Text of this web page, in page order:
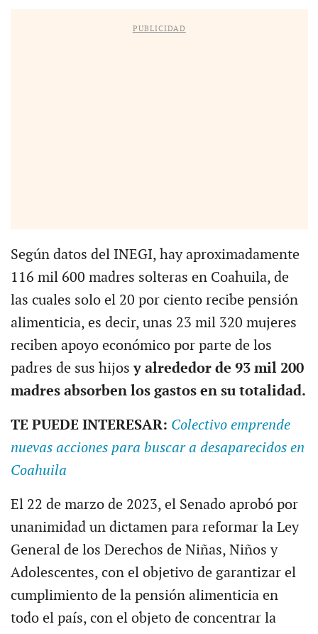
PUBLICIDAD
Según datos del INEGI, hay aproximadamente
116 mil 600 madres solteras en Coahuila, de
las cuales solo el 20 por ciento recibe pensión
alimenticia, es decir, unas 23 mil 320 mujeres
reciben apoyo económico por parte de los
padres de sus hijos y alrededor de 93 mil 200
madres absorben los gastos en su totalidad.
TE PUEDE INTERESAR: Colectivo emprende
nuevas acciones para buscar a desaparecidos en
Coahuila
El 22 de marzo de 2023, el Senado aprobó por
unanimidad un dictamen para reformar la Ley
General de los Derechos de Niñas, Niños y
Adolescentes, con el objetivo de garantizar el
cumplimiento de la pensión alimenticia en
todo el país, con el objeto de concentrar la